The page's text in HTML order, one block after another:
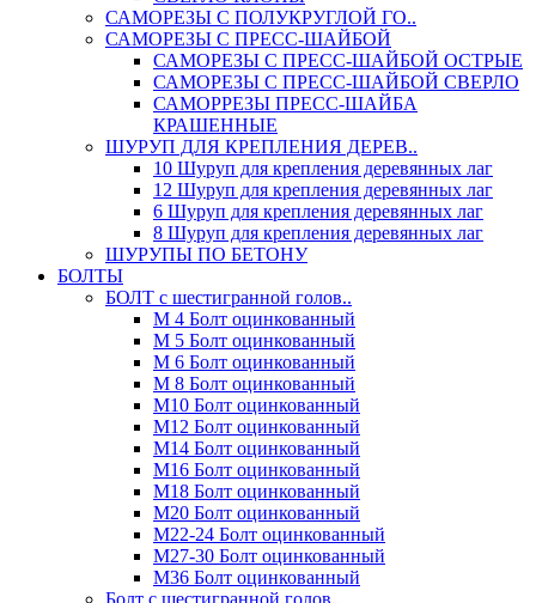
САМОРЕЗЫ С ПОЛУКРУГЛОЙ ГО..
САМОРЕЗЫ С ПРЕСС-ШАЙБОЙ
САМОРЕЗЫ С ПРЕСС-ШАЙБОЙ ОСТРЫЕ
САМОРЕЗЫ С ПРЕСС-ШАЙБОЙ СВЕРЛО
САМОРРЕЗЫ ПРЕСС-ШАЙБА
КРАШЕННЫЕ
ШУРУП ДЛЯ КРЕПЛЕНИЯ ДЕРЕВ..
10 Шуруп для крепления деревянных лаг
12 Шуруп для крепления деревянных лаг
6 Шуруп для крепления деревянных лаг
8 Шуруп для крепления деревянных лаг
ШУРУПЫ ПО БЕТОНУ
БОЛТЫ
БОЛТ с шестигранной голов..
М 4 Болт оцинкованный
М 5 Болт оцинкованный
М 6 Болт оцинкованный
М 8 Болт оцинкованный
М10 Болт оцинкованный
М12 Болт оцинкованный
М14 Болт оцинкованный
М16 Болт оцинкованный
М18 Болт оцинкованный
М20 Болт оцинкованный
М22-24 Болт оцинкованный
М27-30 Болт оцинкованный
М36 Болт оцинкованный
Болт с шестигранной голов..